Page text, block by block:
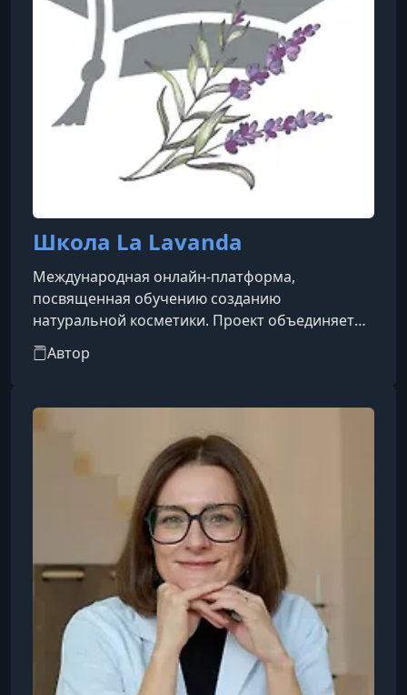
Школа La Lavanda
Международная онлайн-платформа,
посвященная обучению созданию
натуральной косметики. Проект объединяет
курсы и мастер-классы для начинающих и
практикующих специалистов, желающих
для личного использования или
профессиональной деятельности. Обучение
охватывает основы косметической химии,
подбор и сочетание компонентов, разработку
собственных рецептур, изготовление средств
для ухода за лицом, телом и волосами
Автор